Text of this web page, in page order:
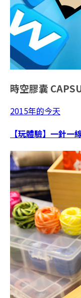
時空膠囊
2015年的今天
【玩體驗】一針一